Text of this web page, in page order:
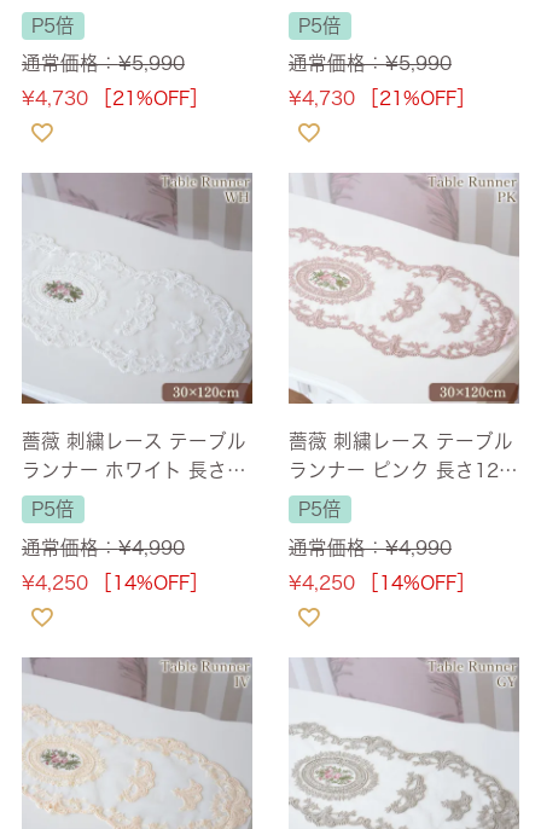
長さ180cm
P5倍
通常価格：¥5,990
¥4,730 ［21%OFF］
長さ180cm
P5倍
通常価格：¥5,990
¥4,730 ［21%OFF］
薔薇 刺繍レース テーブル
ランナー ホワイト 長さ12
0cm
P5倍
通常価格：¥4,990
¥4,250 ［14%OFF］
薔薇 刺繍レース テーブル
ランナー ピンク 長さ120
cmP5倍
通常価格：¥4,990
¥4,250 ［14%OFF］